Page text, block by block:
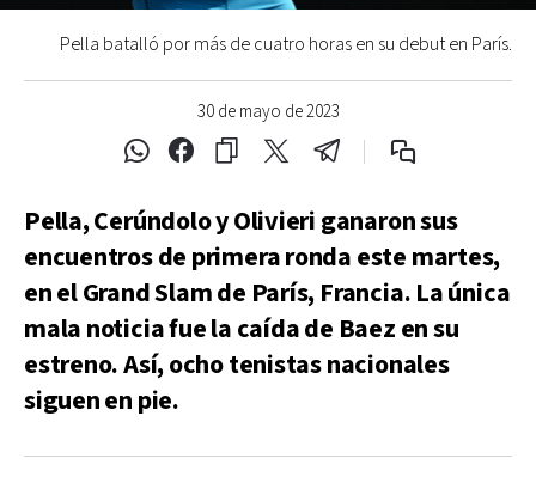
30 de mayo de 2023
Pella batalló por más de cuatro horas en su debut en París.
Pella, Cerúndolo y Olivieri ganaron sus
encuentros de primera ronda este martes,
en el Grand Slam de París, Francia. La única
mala noticia fue la caída de Baez en su
estreno. Así, ocho tenistas nacionales
siguen en pie.